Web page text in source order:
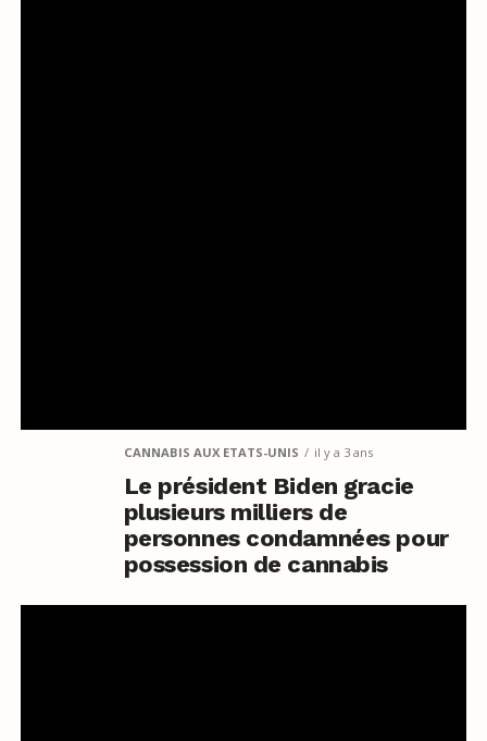
CANNABIS AUX ETATS-UNIS il y a 3 ans
Le président Biden gracie
plusieurs milliers de
personnes condamnées pour
possession de cannabis